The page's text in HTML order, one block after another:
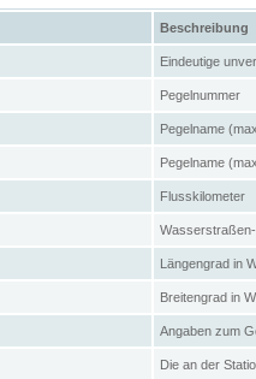
Beschreibung
Eindeutige
Pegelnummer
Pegelname
Pegelname
Flusskilometer
Längengrad in
Breitengrad in
Angaben zum
Die an der